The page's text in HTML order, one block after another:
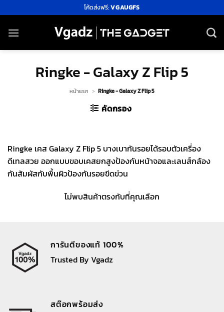
ไป
ยัง
โค้ดส่งฟรี:VGAUGFS
Ringke - Galaxy Z Flip 5
หน้าแรก > Ringke - Galaxy Z Flip 5
คัดกรอง
Ringke เคส Galaxy Z Flip 5 บางเบากันรอยได้รอบตัวเครื่อง
ดีเทลสวย ออกแบบขอบเคสยกสูงป้องกันหน้าจอและเลนส์กล้อง
กันสัมผัสกับพื้นผิวป้องกันรอยขีดข่วน
ไม่พบสินค้าตรงกับที่คุณเลือก
การันตีของแท้ 100%
Trusted By Vgadz
สต๊อกพร้อมส่ง